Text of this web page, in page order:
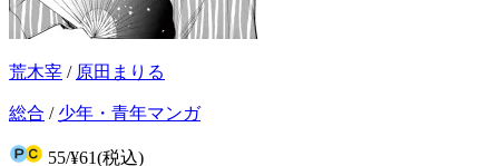
荒木宰 / 原田まりる
総合 / 少年・青年マンガ
55/¥61(税込)